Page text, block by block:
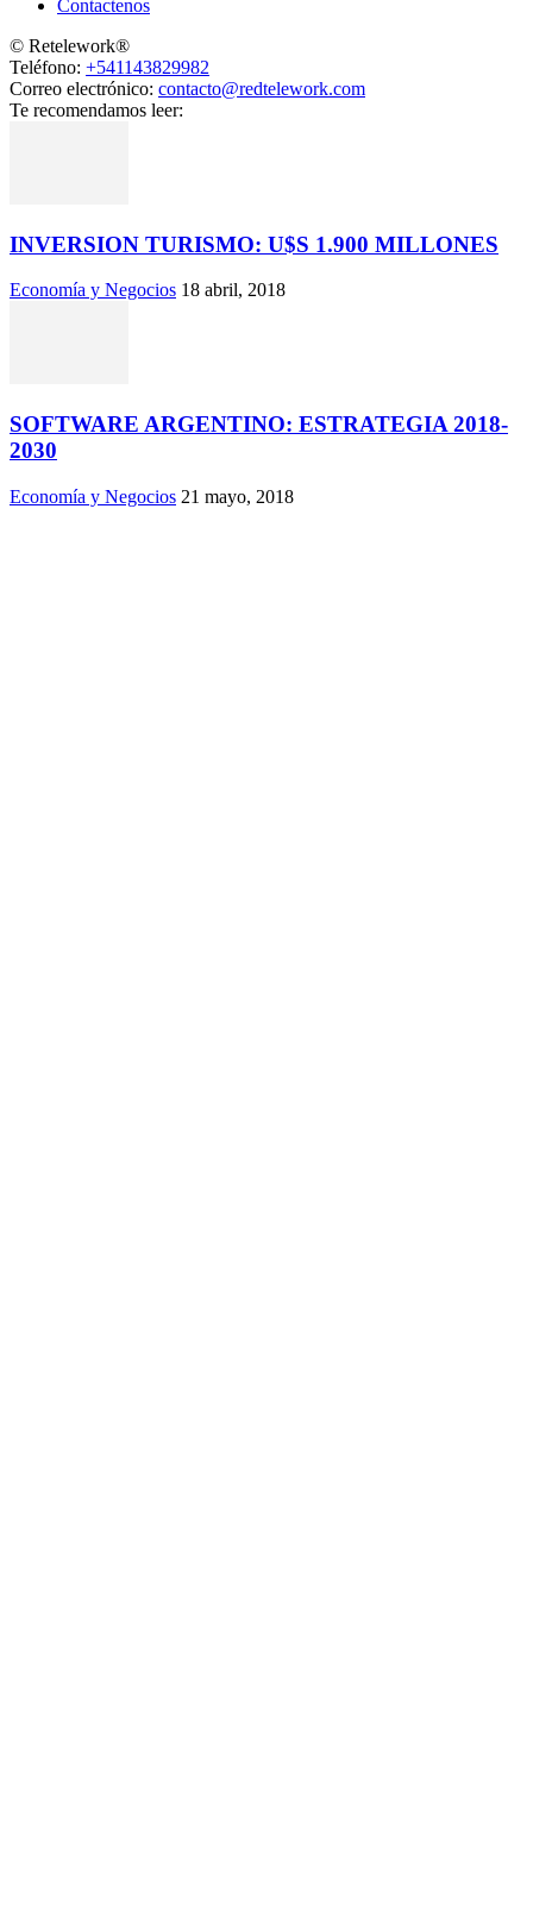
Contactenos
© Retelework®
Teléfono: +541143829982
Correo electrónico: contacto@redtelework.com
Te recomendamos leer:
INVERSION TURISMO: U$S 1.900 MILLONES
Economía y Negocios 18 abril, 2018
SOFTWARE ARGENTINO: ESTRATEGIA 2018-
2030
Economía y Negocios 21 mayo, 2018